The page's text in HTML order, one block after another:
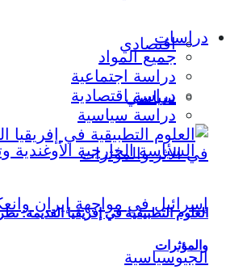
اقتصادي
سياسي
دراسات
جميع المواد
دراسة اجتماعية
دراسة اقتصادية
دراسة سياسية
العلوم التطبيقية في إفريقيا القديمة:
والمؤثرات